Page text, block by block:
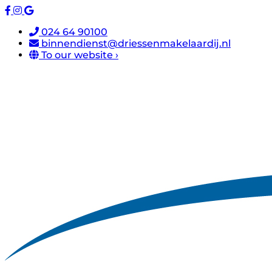
024 64 90100
binnendienst@driessenmakelaardij.nl
To our website ›